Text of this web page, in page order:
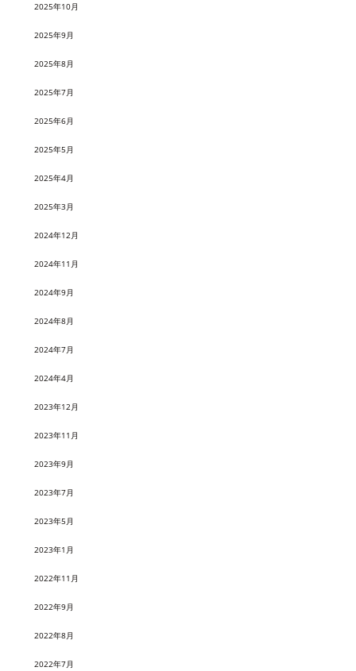
2025年10月
2025年9月
2025年8月
2025年7月
2025年6月
2025年5月
2025年4月
2025年3月
2024年12月
2024年11月
2024年9月
2024年8月
2024年7月
2024年4月
2023年12月
2023年11月
2023年9月
2023年7月
2023年5月
2023年1月
2022年11月
2022年9月
2022年8月
2022年7月